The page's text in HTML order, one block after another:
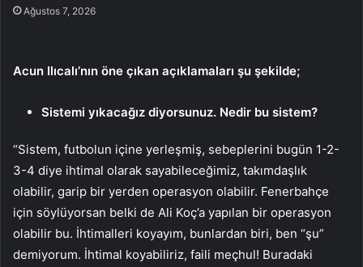
Ağustos 7, 2026
Acun Ilıcalı’nın öne çıkan açıklamaları şu şekilde;
Sistemi yıkacağız diyorsunuz. Nedir bu sistem?
“Sistem, futbolun içine yerleşmiş, sebeplerini bugün 1-2-
3-4 diye ihtimal olarak sayabileceğimiz, takımdaşlık
olabilir, garip bir yerden operasyon olabilir. Fenerbahçe
için söylüyorsan belki de Ali Koç’a yapılan bir operasyon
olabilir bu. İhtimalleri koyayım, bunlardan biri, ben “şu”
demiyorum. İhtimal koyabiliriz, faili meçhul! Buradaki